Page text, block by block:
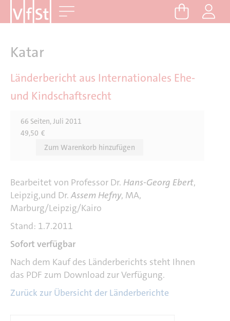
Katar
Länderbericht aus Internationales Ehe-
und Kindschaftsrecht
66 Seiten, Juli 2011
49,50 €
Bearbeitet von Professor Dr. Hans-Georg Ebert,
Leipzig,und Dr.Assem Hefny, MA,
Marburg/Leipzig/Kairo
Stand: 1.7.2011
Sofort verfügbar
Nach dem Kauf des Länderberichts steht Ihnen
das PDF zum Download zur Verfügung.
Zurück zur Übersicht der Länderberichte